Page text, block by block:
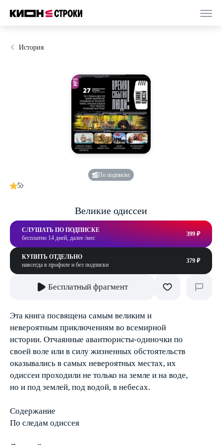
История
По подписке
5
Великие одиссеи
СЛУШАТЬ ПО ПОДПИСКЕ
бесплатно 14 дней, далее /мес
399 ₽
КУПИТЬ ОТДЕЛЬНО
навсегда в профиле и без подписки
379 ₽
Бесплатный фрагмент
Эта книга посвящена самым великим и
невероятным приключениям во всемирной
истории. Отчаянные авантюристы-одиночки по
своей воле или в силу жизненных обстоятельств
оказывались в самых невероятных местах, их
одиссеи проходили не только на земле и на воде,
но и под землей, под водой, в небесах.
Содержание
По следам одиссея